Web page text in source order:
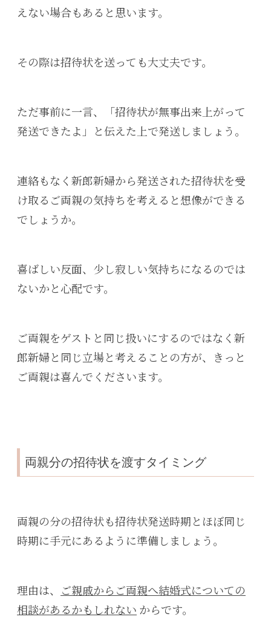
えない場合もあると思います。
その際は招待状を送っても大丈夫です。
ただ事前に一言、「招待状が無事出来上がって
発送できたよ」と伝えた上で発送しましょう。
連絡もなく新郎新婦から発送された招待状を受
け取るご両親の気持ちを考えると想像ができる
でしょうか。
喜ばしい反面、少し寂しい気持ちになるのでは
ないかと心配です。
ご両親をゲストと同じ扱いにするのではなく新
郎新婦と同じ立場と考えることの方が、きっと
ご両親は喜んでくださいます。
両親分の招待状を渡すタイミング
両親の分の招待状も招待状発送時期とほぼ同じ
時期に手元にあるように準備しましょう。
理由は、
ご親戚からご両親へ結婚式についての
相談があるかもしれない からです。